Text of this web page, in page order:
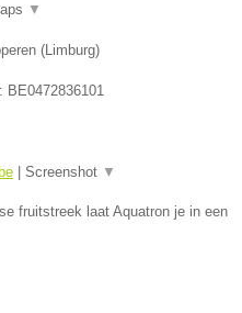
▼
(Limburg)
BE0472836101
Screenshot ▼
fruitstreek laat Aquatron je in een